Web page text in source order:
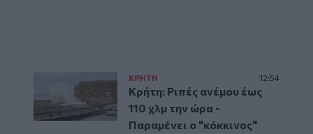
ΚΡΗΤΗ 12:54
Κρήτη: Ριπές ανέμου έως
110 χλμ την ώρα -
Παραμένει ο "κόκκινος"